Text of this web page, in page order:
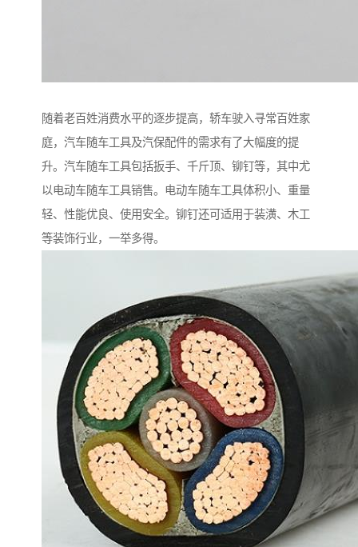
随着老百姓消费水平的逐步提高，轿车驶入寻常百姓家
庭，汽车随车工具及汽保配件的需求有了大幅度的提
升。汽车随车工具包括扳手、千斤顶、铆钉等，其中尤
以电动车随车工具销售。电动车随车工具体积小、重量
轻、性能优良、使用安全。铆钉还可适用于装潢、木工
等装饰行业，一举多得。